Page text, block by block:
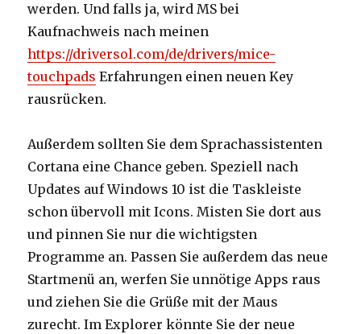
werden. Und falls ja, wird MS bei
Kaufnachweis nach meinen
https://driversol.com/de/drivers/mice-
touchpads Erfahrungen einen neuen Key
rausrücken.
Außerdem sollten Sie dem Sprachassistenten
Cortana eine Chance geben. Speziell nach
Updates auf Windows 10 ist die Taskleiste
schon übervoll mit Icons. Misten Sie dort aus
und pinnen Sie nur die wichtigsten
Programme an. Passen Sie außerdem das neue
Startmenü an, werfen Sie unnötige Apps raus
und ziehen Sie die Grüße mit der Maus
zurecht. Im Explorer könnte Sie der neue